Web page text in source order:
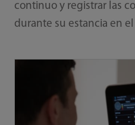
continuo y registrar las
durante su estancia en